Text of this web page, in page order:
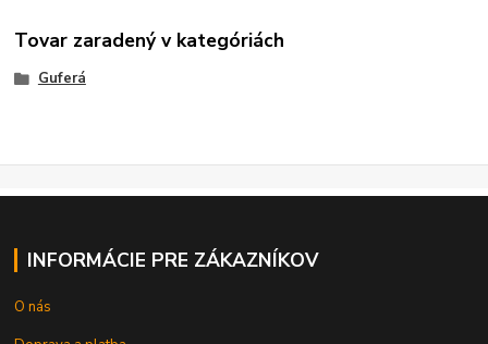
Tovar zaradený v kategóriách
Guferá
INFORMÁCIE PRE ZÁKAZNÍKOV
O nás